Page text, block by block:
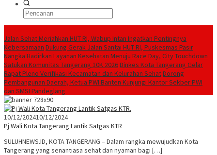
Jalan Sehat Meriahkan HUT RI, Wabup Intan Ingatkan Pentingnya
Kebersamaan Dukung Gerak Jalan Santai HUT RI, Puskesmas Pasir
Nangka Hadirkan Layanan Kesehatan Menuju Race Day, City Touchdown
Satukan Komunitas Tangerang 10K 2026Dinkes Kota Tangerang Gelar
Rapat Pleno Verifikasi Kecamatan dan Kelurahan SehatDorong
Pembangunan Daerah, Ketua PWI Banten Kunjungi Kantor Sekber PWI
dan SMSI Pandeglang
10/12/202410/12/2024
Pj Wali Kota Tangerang Lantik Satgas KTR
SULUHNEWS.ID, KOTA TANGERANG – Dalam rangka mewujudkan Kota
Tangerang yang senantiasa sehat dan nyaman bagi […]